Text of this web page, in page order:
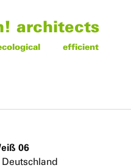
architects
efficient
06